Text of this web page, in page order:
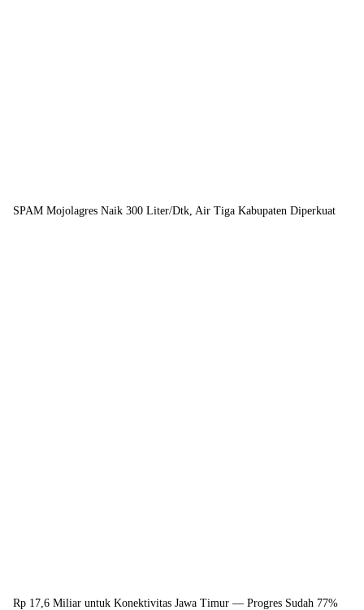
SPAM Mojolagres Naik 300 Liter/Dtk, Air Tiga Kabupaten Diperkuat
Rp 17,6 Miliar untuk Konektivitas Jawa Timur — Progres Sudah 77%